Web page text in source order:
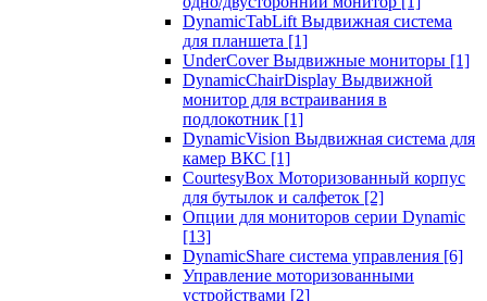
DynamicTabLift Выдвижная система
для планшета [1]
UnderCover Выдвижные мониторы [1]
DynamicChairDisplay Выдвижной
монитор для встраивания в
подлокотник [1]
DynamicVision Выдвижная система для
камер ВКС [1]
CourtesyBox Моторизованный корпус
для бутылок и салфеток [2]
Опции для мониторов серии Dynamic
[13]
DynamicShare система управления [6]
Управление моторизованными
устройствами [2]